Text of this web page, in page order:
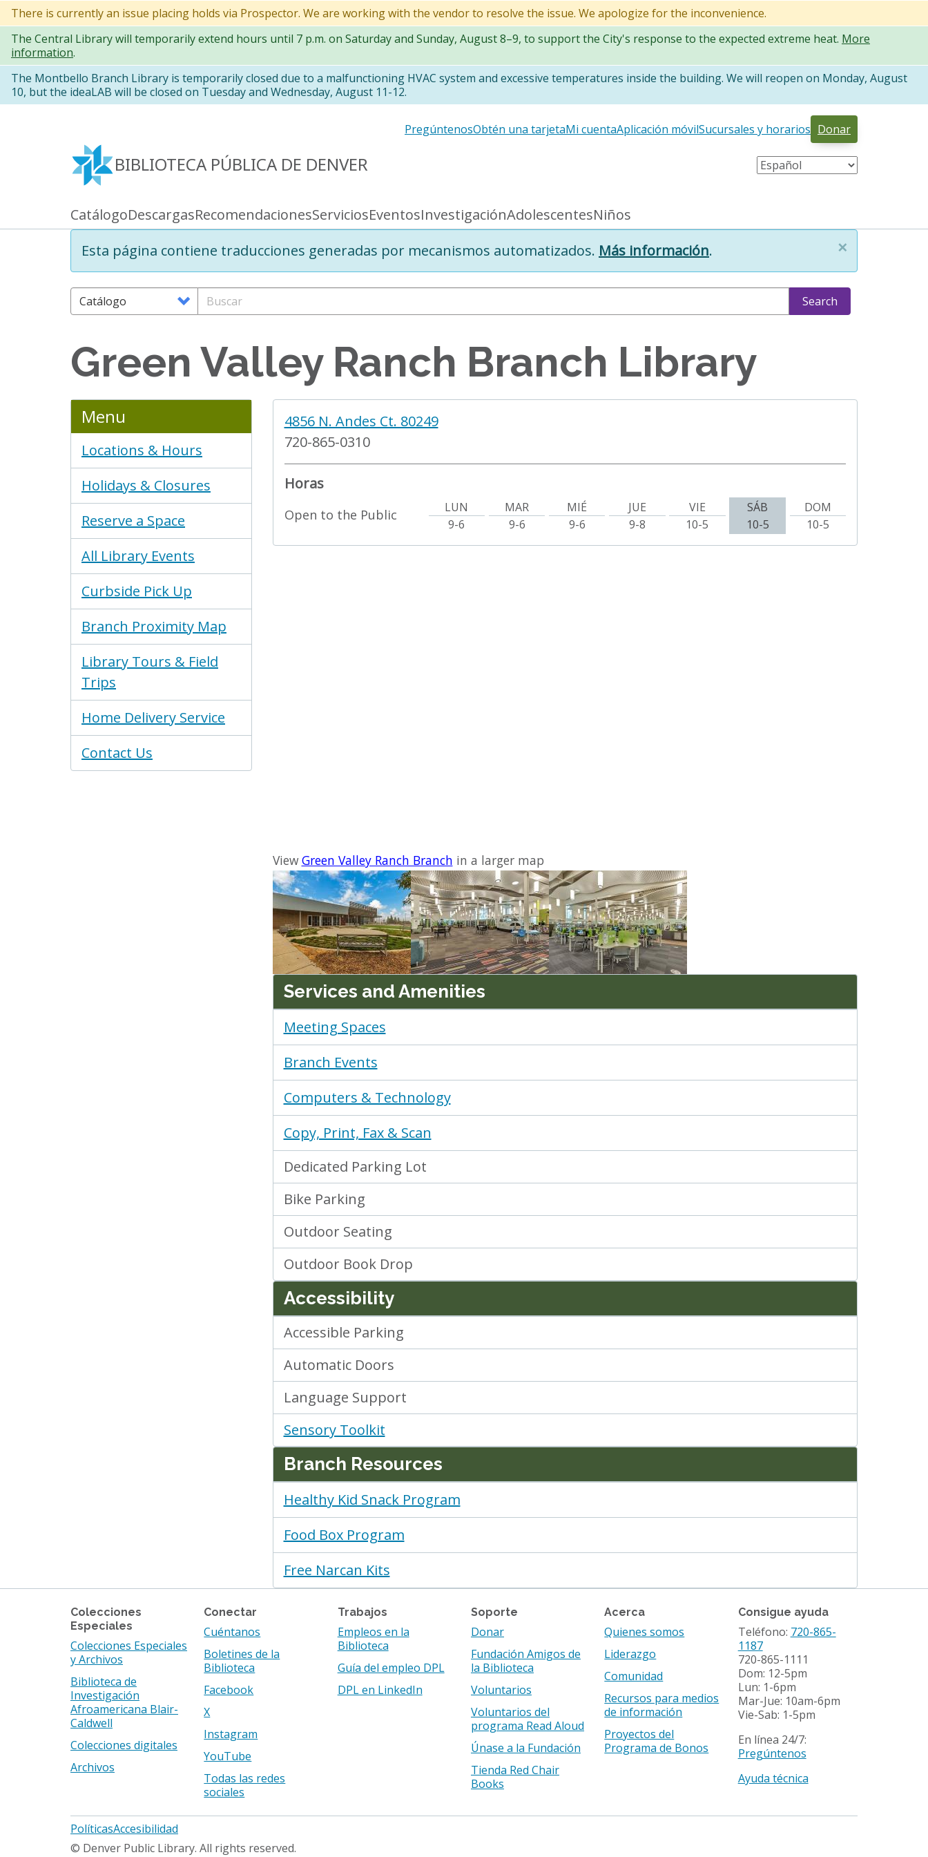
Pasar
al
contenido
principal
There is currently an issue placing holds via Prospector. We are working with the vendor to resolve the issue. We apologize for the inconvenience.
The Central Library will temporarily extend hours until 7 p.m. on Saturday and Sunday, August 8–9, to support the City's response to the expected extreme heat. More
information.
The Montbello Branch Library is temporarily closed due to a malfunctioning HVAC system and excessive temperatures inside the building. We will reopen on Monday, August
10, but the ideaLAB will be closed on Tuesday and Wednesday, August 11-12.
BIBLIOTECA PÚBLICA DE DENVER
Primary
links
CatálogoDescargasRecomendacionesServiciosEventosInvestigaciónAdolescentesNiños
Secondary
PregúntenosObtén una tarjetaMi cuentaAplicación móvilSucursales y horarios Donar
×
Information
message
Esta página contiene traducciones generadas por mecanismos automatizados. Más información.
Search
Options
Buscar Search
Green Valley Ranch Branch Library
Menu
Locations & Hours
Holidays & Closures
Reserve a Space
All Library Events
Curbside Pick Up
Branch Proximity Map
Library Tours & Field
Trips
Home Delivery Service
Contact Us
4856 N. Andes Ct. 80249
720-865-0310
Horas
Open to the Public
LUN
9-6
MAR
9-6
MIÉ
9-6
JUE
9-8
VIE
10-5
SÁB
10-5
DOM
10-5
View Green Valley Ranch Branch in a larger map
Services and Amenities
Meeting Spaces
Branch Events
Computers & Technology
Copy, Print, Fax & Scan
Dedicated Parking Lot
Bike Parking
Outdoor Seating
Outdoor Book Drop
Accessibility
Accessible Parking
Automatic Doors
Language Support
Sensory Toolkit
Branch Resources
Healthy Kid Snack Program
Food Box Program
Free Narcan Kits
Colecciones
Especiales
Colecciones Especiales
y Archivos
Biblioteca de
Investigación
Afroamericana Blair-
Caldwell
Colecciones digitales
Archivos
Conectar
Cuéntanos
Boletines de la
Biblioteca
Facebook
X
Instagram
YouTube
Todas las redes
sociales
Trabajos
Empleos en la
Biblioteca
Guía del empleo DPL
DPL en LinkedIn
Soporte
Donar
Fundación Amigos de
la Biblioteca
Voluntarios
Voluntarios del
programa Read Aloud
Únase a la Fundación
Tienda Red Chair
Books
Acerca
Quienes somos
Liderazgo
Comunidad
Recursos para medios
de información
Proyectos del
Programa de Bonos
Consigue ayuda
Teléfono: 720-865-
1187
720-865-1111
Dom: 12-5pm
Lun: 1-6pm
Mar-Jue: 10am-6pm
Vie-Sab: 1-5pm
En línea 24/7:
Pregúntenos
Ayuda técnica
Footer
menu
PolíticasAccesibilidad
© Denver Public Library. All rights reserved.